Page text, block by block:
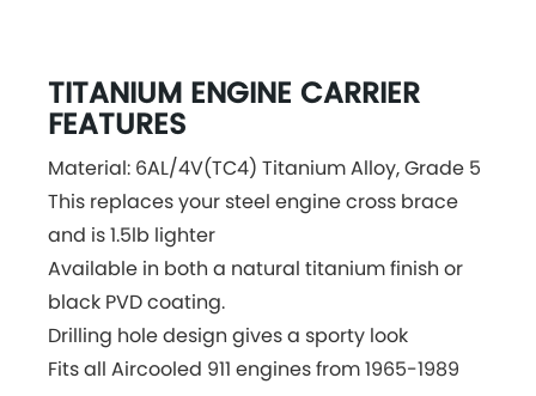
TITANIUM ENGINE CARRIER
FEATURES
Material: 6AL/4V(TC4) Titanium Alloy, Grade 5
This replaces your steel engine cross brace
and is 1.5lb lighter
Available in both a natural titanium finish or
black PVD coating.
Drilling hole design gives a sporty look
Fits all Aircooled 911 engines from 1965-1989